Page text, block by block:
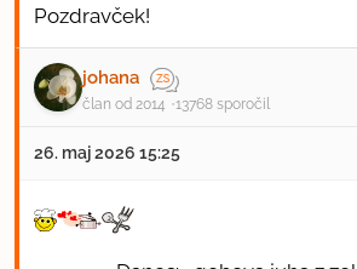
Pozdravček!
johana
član od 2014 13768 sporočil
26. maj 2026 15:25